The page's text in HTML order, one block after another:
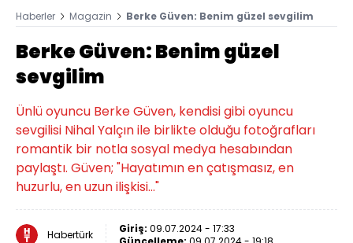
Haberler Magazin Berke Güven: Benim güzel sevgilim
Berke Güven: Benim güzel
sevgilim
Ünlü oyuncu Berke Güven, kendisi gibi oyuncu
sevgilisi Nihal Yalçın ile birlikte olduğu fotoğrafları
romantik bir notla sosyal medya hesabından
paylaştı. Güven; "Hayatımın en çatışmasız, en
huzurlu, en uzun ilişkisi..."
Habertürk Giriş: 09.07.2024 - 17:33